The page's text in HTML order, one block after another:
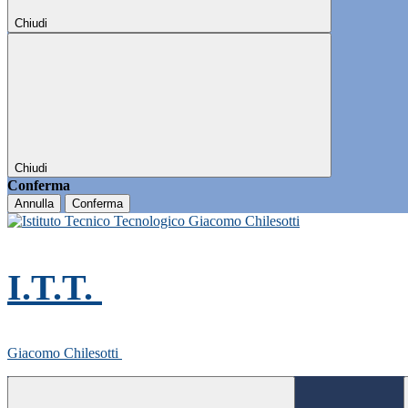
Chiudi
Chiudi
Conferma
Annulla Conferma
I.T.T.
Giacomo Chilesotti